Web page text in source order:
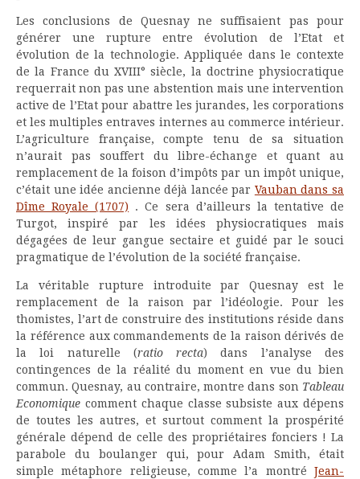
Les conclusions de Quesnay ne suffisaient pas pour
générer une rupture entre évolution de l’Etat et
évolution de la technologie. Appliquée dans le contexte
de la France du XVIII° siècle, la doctrine physiocratique
requerrait non pas une abstention mais une intervention
active de l’Etat pour abattre les jurandes, les corporations
et les multiples entraves internes au commerce intérieur.
L’agriculture française, compte tenu de sa situation
n’aurait pas souffert du libre-échange et quant au
remplacement de la foison d’impôts par un impôt unique,
c’était une idée ancienne déjà lancée par Vauban dans sa
Dîme Royale (1707) . Ce sera d’ailleurs la tentative de
Turgot, inspiré par les idées physiocratiques mais
dégagées de leur gangue sectaire et guidé par le souci
pragmatique de l’évolution de la société française.
La véritable rupture introduite par Quesnay est le
remplacement de la raison par l’idéologie. Pour les
thomistes, l’art de construire des institutions réside dans
la référence aux commandements de la raison dérivés de
la loi naturelle (ratio recta) dans l’analyse des
contingences de la réalité du moment en vue du bien
commun. Quesnay, au contraire, montre dans son Tableau
Economique comment chaque classe subsiste aux dépens
de toutes les autres, et surtout comment la prospérité
générale dépend de celle des propriétaires fonciers ! La
parabole du boulanger qui, pour Adam Smith, était
simple métaphore religieuse, comme l’a montré Jean-